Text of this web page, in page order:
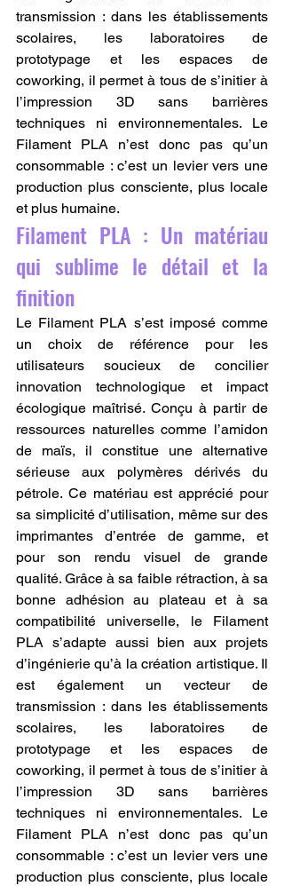
transmission : dans les établissements
scolaires, les laboratoires de
prototypage et les espaces de
coworking, il permet à tous de s’initier à
l’impression 3D sans barrières
techniques ni environnementales. Le
Filament PLA n’est donc pas qu’un
consommable : c’est un levier vers une
production plus consciente, plus locale
et plus humaine.
Filament PLA : Un matériau
qui sublime le détail et la
finition
Le Filament PLA s’est imposé comme
un choix de référence pour les
utilisateurs soucieux de concilier
innovation technologique et impact
écologique maîtrisé. Conçu à partir de
ressources naturelles comme l’amidon
de maïs, il constitue une alternative
sérieuse aux polymères dérivés du
pétrole. Ce matériau est apprécié pour
sa simplicité d’utilisation, même sur des
imprimantes d’entrée de gamme, et
pour son rendu visuel de grande
qualité. Grâce à sa faible rétraction, à sa
bonne adhésion au plateau et à sa
compatibilité universelle, le Filament
PLA s’adapte aussi bien aux projets
d’ingénierie qu’à la création artistique. Il
est également un vecteur de
transmission : dans les établissements
scolaires, les laboratoires de
prototypage et les espaces de
coworking, il permet à tous de s’initier à
l’impression 3D sans barrières
techniques ni environnementales. Le
Filament PLA n’est donc pas qu’un
consommable : c’est un levier vers une
production plus consciente, plus locale